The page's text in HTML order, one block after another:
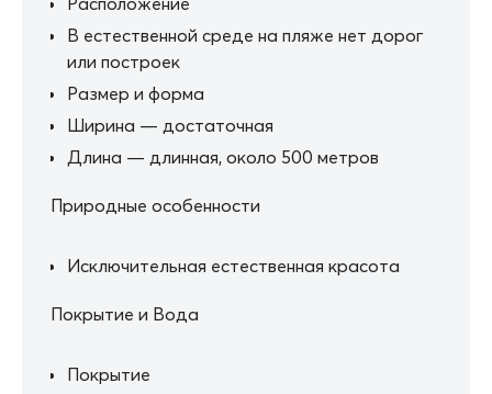
В естественной среде на пляже нет дорог
или построек
Размер и форма
Ширина — достаточная
Длина — длинная, около 500 метров
Природные особенности
Исключительная естественная красота
Покрытие и Вода
Покрытие